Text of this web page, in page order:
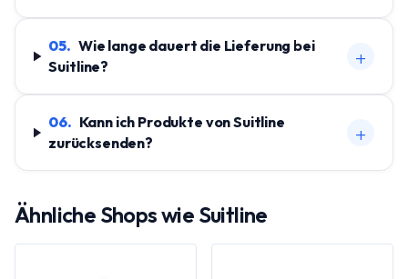
05. Wie lange dauert die Lieferung bei
Suitline?
+
06. Kann ich Produkte von Suitline
zurücksenden?
+
Ähnliche Shops wie Suitline